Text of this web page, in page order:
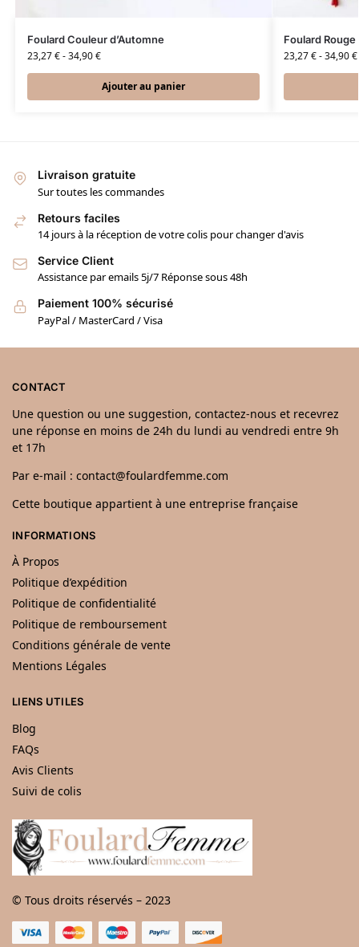
Foulard Couleur d’Automne
23,27€-34,90€
Ajouter au panier
Foulard
23,27€-34,90€
Livraison gratuite
Sur toutes les commandes
Retours faciles
14 jours à la réception de votre colis pour changer d'avis
Service Client
Assistance par emails 5j/7 Réponse sous 48h
Paiement 100% sécurisé
PayPal / MasterCard / Visa
CONTACT
Une question ou une suggestion, contactez-nous et recevrez
une réponse en moins de 24h du lundi au vendredi entre 9h
et 17h
Par e-mail : contact@foulardfemme.com
Cette boutique appartient à une entreprise française
INFORMATIONS
À Propos
Politique d’expédition
Politique de confidentialité
Politique de remboursement
Conditions générale de vente
Mentions Légales
LIENS UTILES
Blog
FAQs
Avis Clients
Suivi de colis
© Tous droits réservés – 2023